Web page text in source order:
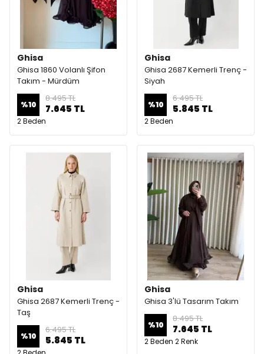
Ghisa
Ghisa 1860 Volanlı Şifon
Takım - Mürdüm
%10
8.495 TL
7.645 TL
2 Beden
Ghisa
Ghisa 2687 Kemerli Trenç -
Siyah
%10
6.495 TL
5.845 TL
2 Beden
Ghisa
Ghisa 2687 Kemerli Trenç -
Taş
%10
6.495 TL
5.845 TL
Ghisa
Ghisa 3'lü Tasarım Takım
%10
8.495 TL
7.645 TL
2 Beden 2 Renk